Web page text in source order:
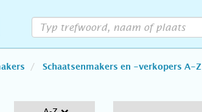
Schaatsenmakers en -verkopers A-Z